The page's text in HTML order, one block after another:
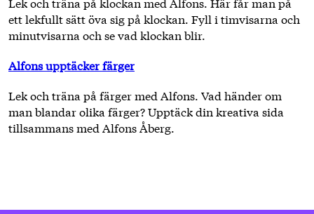
ett lekfullt sätt öva sig på klockan. Fyll i timvisarna och
minutvisarna och se vad klockan blir.
Alfons upptäcker färger
Lek och träna på färger med Alfons. Vad händer om
man blandar olika färger? Upptäck din kreativa sida
tillsammans med Alfons Åberg.